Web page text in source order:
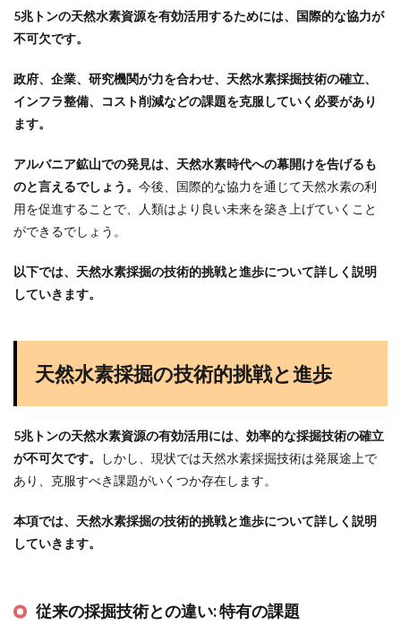
5兆トンの天然水素資源を有効活用するためには、国際的な協力が
不可欠です。
政府、企業、研究機関が力を合わせ、天然水素採掘技術の確立、
インフラ整備、コスト削減などの課題を克服していく必要があり
ます。
アルバニア鉱山での発見は、天然水素時代への幕開けを告げるも
のと言えるでしょう。 今後、国際的な協力を通じて天然水素の利
用を促進することで、人類はより良い未来を築き上げていくこと
ができるでしょう。
以下では、天然水素採掘の技術的挑戦と進歩について詳しく説明
していきます。
天然水素採掘の技術的挑戦と進歩
5兆トンの天然水素資源の有効活用には、効率的な採掘技術の確立
が不可欠です。
しかし、現状では天然水素採掘技術は発展途上で
あり、克服すべき課題がいくつか存在します。
本項では、天然水素採掘の技術的挑戦と進歩について詳しく説明
していきます。
従来の採掘技術との違い:特有の課題